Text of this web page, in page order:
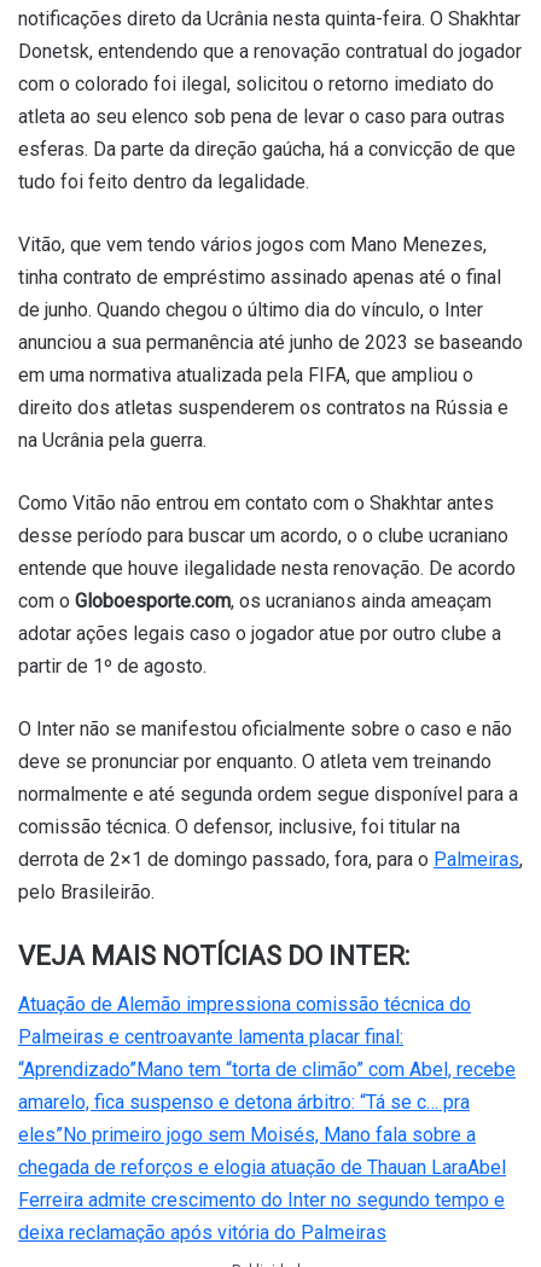
notificações direto da Ucrânia nesta quinta-feira. O Shakhtar
Donetsk, entendendo que a renovação contratual do jogador
com o colorado foi ilegal, solicitou o retorno imediato do
atleta ao seu elenco sob pena de levar o caso para outras
esferas. Da parte da direção gaúcha, há a convicção de que
tudo foi feito dentro da legalidade.
Vitão, que vem tendo vários jogos com Mano Menezes,
tinha contrato de empréstimo assinado apenas até o final
de junho. Quando chegou o último dia do vínculo, o Inter
anunciou a sua permanência até junho de 2023 se baseando
em uma normativa atualizada pela FIFA, que ampliou o
direito dos atletas suspenderem os contratos na Rússia e
na Ucrânia pela guerra.
Como Vitão não entrou em contato com o Shakhtar antes
desse período para buscar um acordo, o o clube ucraniano
entende que houve ilegalidade nesta renovação. De acordo
com o Globoesporte.com, os ucranianos ainda ameaçam
adotar ações legais caso o jogador atue por outro clube a
partir de 1º de agosto.
O Inter não se manifestou oficialmente sobre o caso e não
deve se pronunciar por enquanto. O atleta vem treinando
normalmente e até segunda ordem segue disponível para a
comissão técnica. O defensor, inclusive, foi titular na
derrota de 2×1 de domingo passado, fora, para o Palmeiras,
pelo Brasileirão.
VEJA MAIS NOTÍCIAS DO INTER:
Atuação de Alemão impressiona comissão técnica do
Palmeiras e centroavante lamenta placar final:
“Aprendizado”Mano tem “torta de climão” com Abel, recebe
amarelo, fica suspenso e detona árbitro: “Tá se c… pra
eles”No primeiro jogo sem Moisés, Mano fala sobre a
chegada de reforços e elogia atuação de Thauan LaraAbel
Ferreira admite crescimento do Inter no segundo tempo e
deixa reclamação após vitória do Palmeiras